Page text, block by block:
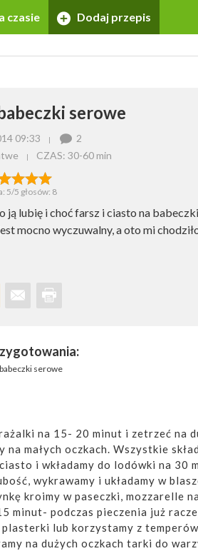
czasie Dodaj przepis
serowe
09:33
2
CZAS: 30-60 min
5/5 głosów: 8
ją lubię i choć farsz i ciasto na
mocno wyczuwalny, a oto mi
serowe
na 15- 20 minut i zetrzeć na
małych oczkach. Wszystkie
i wkładamy do lodówki na 30
wykrawamy i układamy w
kroimy w paseczki, mozzarelle na
minut- podczas pieczenia już
lub korzystamy z
na dużych oczkach tarki do